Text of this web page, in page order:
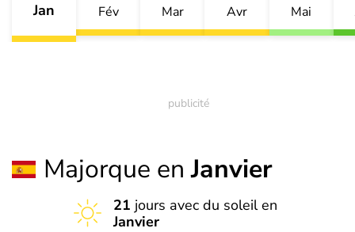
Jan Fév Mar Avr Mai
Majorque enJanvier
21 jours avec du soleil en
Janvier